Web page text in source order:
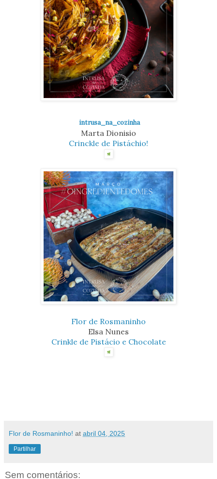
intrusa_na_cozinha
Marta Dionisio
Crinckle de Pistáchio!
Flor de Rosmaninho
Elsa Nunes
Crinkle de Pistácio e Chocolate
Flor de Rosmaninho! at abril 04, 2025
Partilhar
Sem comentários: